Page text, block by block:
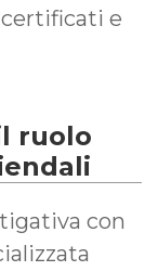
e
ruolo
con